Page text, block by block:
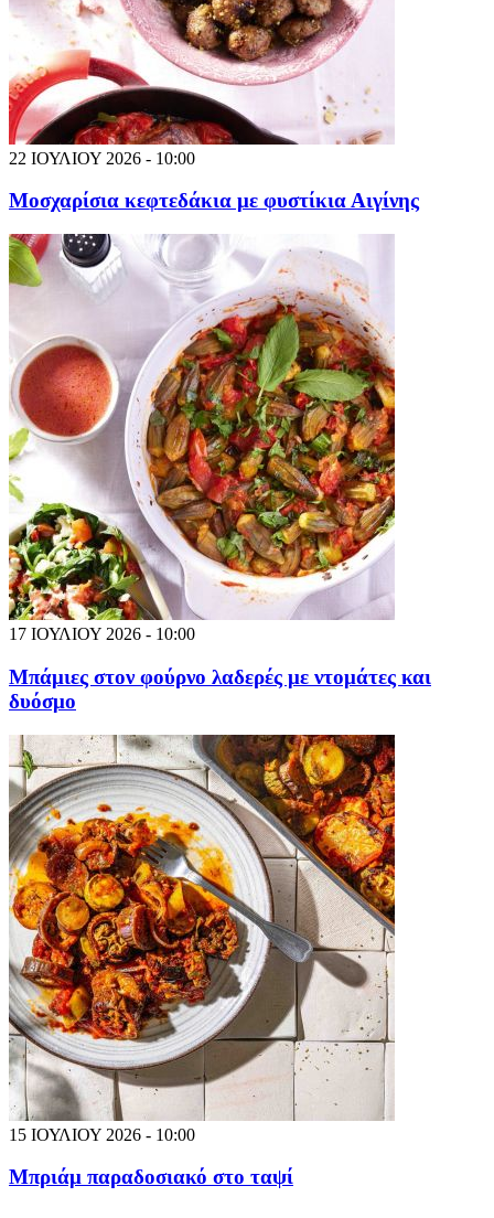
22 ΙΟΥΛΙΟΥ 2026 - 10:00
Μοσχαρίσια κεφτεδάκια με φυστίκια Αιγίνης
17 ΙΟΥΛΙΟΥ 2026 - 10:00
Μπάμιες στον φούρνο λαδερές με ντομάτες και
δυόσμο
15 ΙΟΥΛΙΟΥ 2026 - 10:00
Μπριάμ παραδοσιακό στο ταψί